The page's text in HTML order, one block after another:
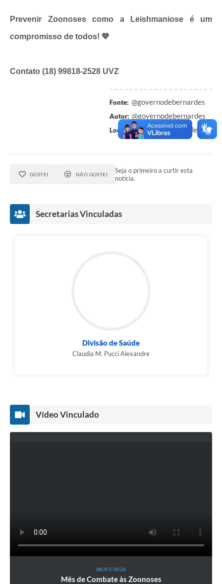
Prevenir Zoonoses como a Leishmaniose é um
compromisso de todos! 💙
Contato (18) 99818-2528 UVZ
Fonte: @governodebernardes
Autor: @governodebernardes
Local: Presidente Bernardes-SP
GOSTEI NÃO GOSTEI
Seja o primeiro a curtir esta
notícia.
Secretarias Vinculadas
Divisão de Saúde
Claudia M. Pucci Alexandre
Vídeo Vinculado
08/07/2026
Mês de Combate às Zoonoses